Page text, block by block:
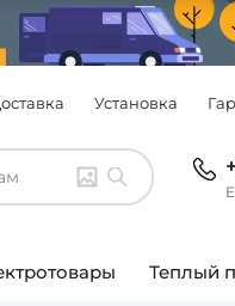
Установка
Теплый